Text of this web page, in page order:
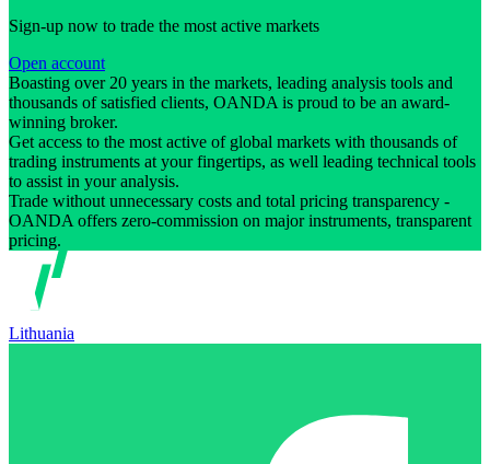
Sign-up now to trade the most active markets
Open account
Boasting over 20 years in the markets, leading analysis tools and
thousands of satisfied clients, OANDA is proud to be an award-
winning broker.
Get access to the most active of global markets with thousands of
trading instruments at your fingertips, as well leading technical tools
to assist in your analysis.
Trade without unnecessary costs and total pricing transparency -
OANDA offers zero-commission on major instruments, transparent
pricing.
Lithuania